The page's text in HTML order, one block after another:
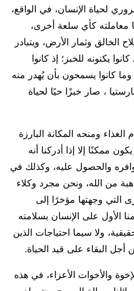
لحياة الإنسان، في الواقع،
معاملته كأي سلعة أخرى،
الخالق وثمار الأرض، ويتبادر
يكنونه للخبز؛ إذ كانوا
وما كانوا يسمحون بأن يُهدر منه
، صار خبزًا حيًا لحياة
ومنحه المكانة البارزة
ممكنًا إلا إذا أدركنا أنه
والحصول عليه، وكذلك في
هبة من الله، ونحن مجرد وكلاء
التي وجهتها مؤخرًا إلى
الأول على الإنسان بسلامته
ولا سيما احتياجات الذين
البقاء على قيد الحياة.
والأخوات الأعزاء، في هذه